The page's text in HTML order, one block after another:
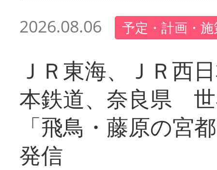
2026.08.06 予定・計画・
ＪＲ東海、ＪＲ西
本鉄道、奈良県
「飛鳥・藤原の宮
発信